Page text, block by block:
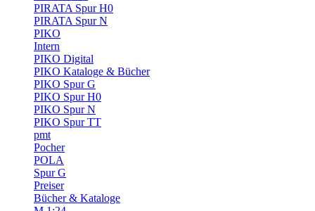
PIRATA Spur H0
PIRATA Spur N
PIKO
Intern
PIKO Digital
PIKO Kataloge & Bücher
PIKO Spur G
PIKO Spur H0
PIKO Spur N
PIKO Spur TT
pmt
Pocher
POLA
Spur G
Preiser
Bücher & Kataloge